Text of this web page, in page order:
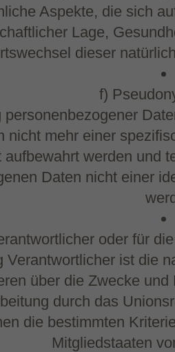
Aspekte, die sich
Lage,
dieser
f)
mehr einer
werden und
Daten nicht einer
oder für
ist die
über die Zwecke
durch das
die bestimmten
Mitgliedstaaten